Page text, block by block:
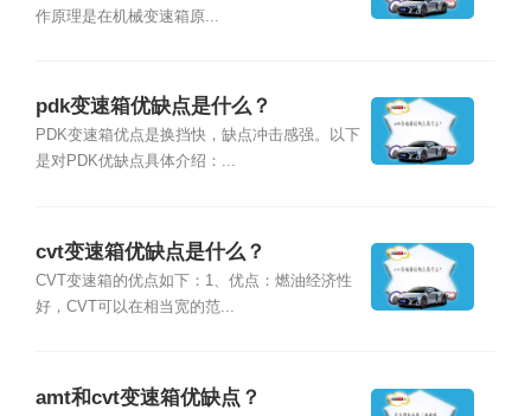
作原理是在机械变速箱原...
pdk变速箱优缺点是什么？
PDK变速箱优点是换挡快，缺点冲击感强。以下
是对PDK优缺点具体介绍：...
cvt变速箱优缺点是什么？
CVT变速箱的优点如下：1、优点：燃油经济性
好，CVT可以在相当宽的范...
amt和cvt变速箱优缺点？